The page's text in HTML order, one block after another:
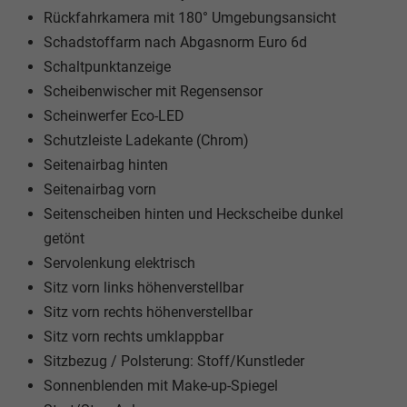
Rückfahrkamera mit 180° Umgebungsansicht
Schadstoffarm nach Abgasnorm Euro 6d
Schaltpunktanzeige
Scheibenwischer mit Regensensor
Scheinwerfer Eco-LED
Schutzleiste Ladekante (Chrom)
Seitenairbag hinten
Seitenairbag vorn
Seitenscheiben hinten und Heckscheibe dunkel
getönt
Servolenkung elektrisch
Sitz vorn links höhenverstellbar
Sitz vorn rechts höhenverstellbar
Sitz vorn rechts umklappbar
Sitzbezug / Polsterung: Stoff/Kunstleder
Sonnenblenden mit Make-up-Spiegel